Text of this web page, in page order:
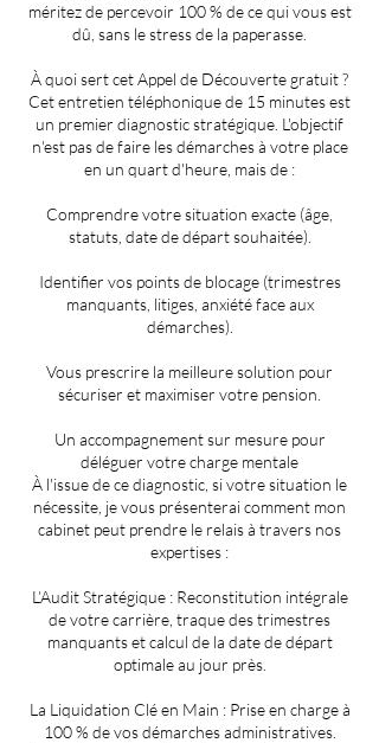
méritez de percevoir 100 % de ce qui vous est
dû, sans le stress de la paperasse.
À quoi sert cet Appel de Découverte gratuit ?
Cet entretien téléphonique de 15 minutes est
un premier diagnostic stratégique. L'objectif
n'est pas de faire les démarches à votre place
en un quart d'heure, mais de :
Comprendre votre situation exacte (âge,
statuts, date de départ souhaitée).
Identifier vos points de blocage (trimestres
manquants, litiges, anxiété face aux
démarches).
Vous prescrire la meilleure solution pour
sécuriser et maximiser votre pension.
Un accompagnement sur mesure pour
déléguer votre charge mentale
À l'issue de ce diagnostic, si votre situation le
nécessite, je vous présenterai comment mon
cabinet peut prendre le relais à travers nos
expertises :
L’Audit Stratégique : Reconstitution intégrale
de votre carrière, traque des trimestres
manquants et calcul de la date de départ
optimale au jour près.
La Liquidation Clé en Main : Prise en charge à
100 % de vos démarches administratives.